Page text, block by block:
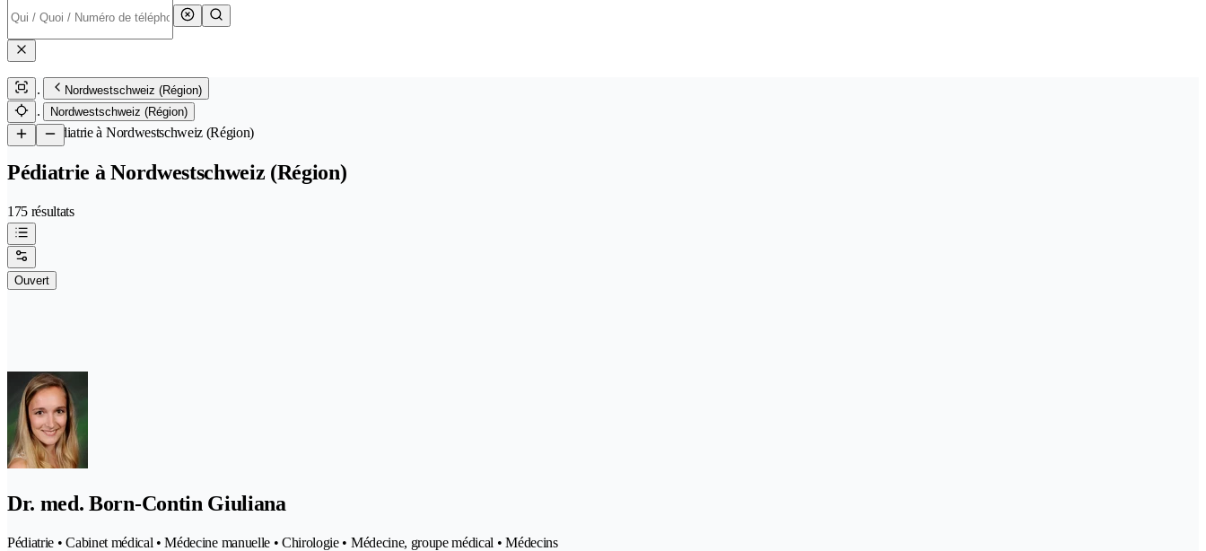
Nordwestschweiz (Région)
Nordwestschweiz (Région)
/Pédiatrie à Nordwestschweiz (Région)
Pédiatrie à Nordwestschweiz (Région)
175 résultats
Ouvert
Dr. med. Born-Contin Giuliana
Pédiatrie • Cabinet médical • Médecine manuelle • Chirologie • Médecine, groupe médical • Médecins